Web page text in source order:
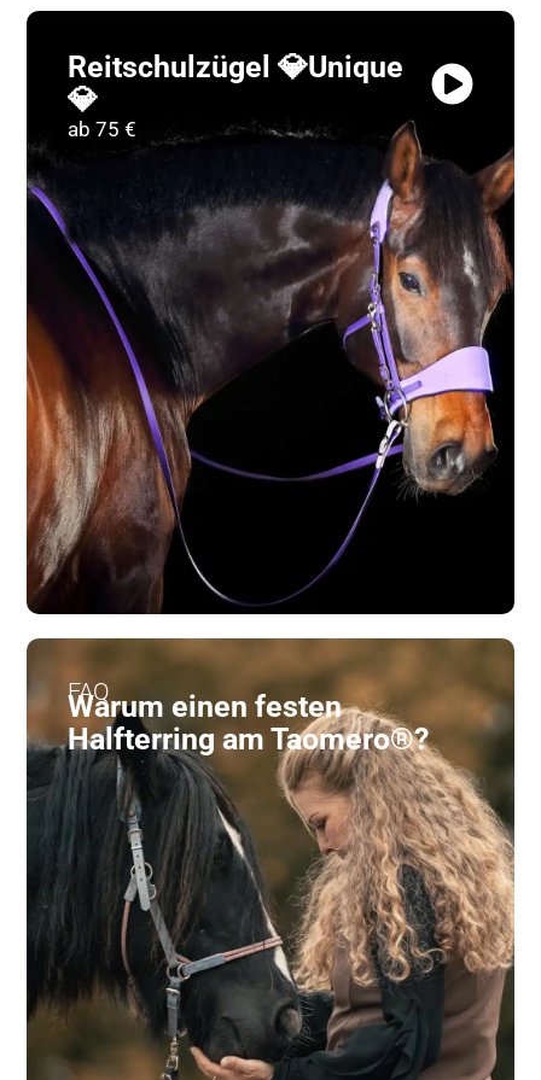
Reitschulzügel 💎Unique
💎
ab 75 €
FAQ
Warum einen festen
Halfterring am Taomero®?